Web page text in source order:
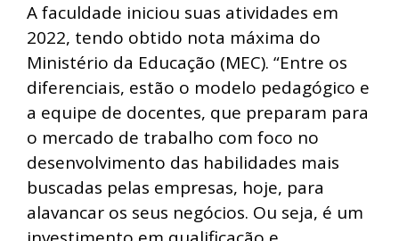
A faculdade iniciou suas atividades em
2022, tendo obtido nota máxima do
Ministério da Educação (MEC). “Entre os
diferenciais, estão o modelo pedagógico e
a equipe de docentes, que preparam para
o mercado de trabalho com foco no
desenvolvimento das habilidades mais
buscadas pelas empresas, hoje, para
alavancar os seus negócios. Ou seja, é um